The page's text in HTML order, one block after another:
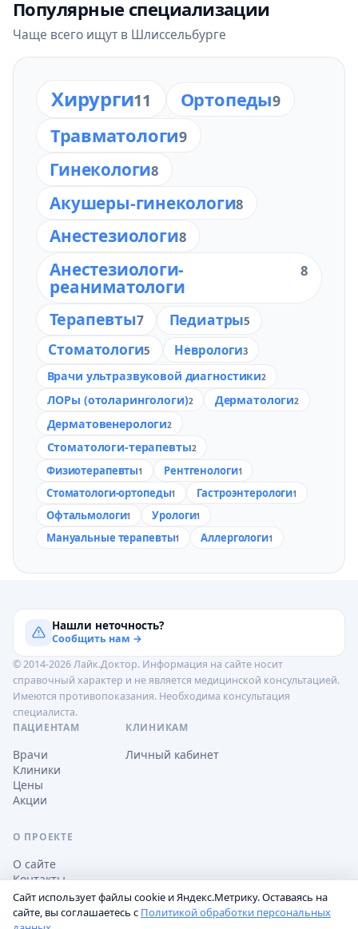
Популярные специализации
Чаще всего ищут в Шлиссельбурге
Хирурги11 Ортопеды9
Травматологи9
Гинекологи8
Акушеры-гинекологи8
Анестезиологи8
Анестезиологи-
реаниматологи
8
Терапевты7 Педиатры5
Стоматологи5 Неврологи3
Врачи ультразвуковой диагностики2
ЛОРы (отоларингологи)2 Дерматологи2
Дерматовенерологи2
Стоматологи-терапевты2
Физиотерапевты1 Рентгенологи1
Стоматологи-ортопеды1 Гастроэнтерологи1
Офтальмологи1 Урологи1
Мануальные терапевты1 Аллергологи1
Нашли неточность?
Сообщить нам →
© 2014-2026 Лайк.Доктор. Информация на сайте носит
справочный характер и не является медицинской консультацией.
Имеются противопоказания. Необходима консультация
специалиста.
ПАЦИЕНТАМ
Врачи
Клиники
Цены
Акции
КЛИНИКАМ
Личный кабинет
О ПРОЕКТЕ
О сайте
Контакты
Сайт использует файлы cookie и Яндекс.Метрику. Оставаясь на
сайте, вы соглашаетесь с Политикой обработки персональных